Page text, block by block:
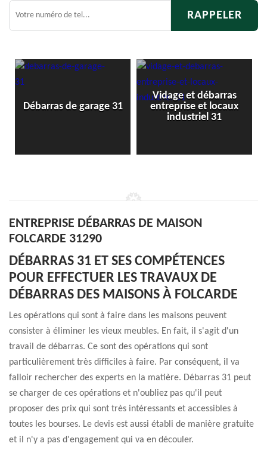
Débarras de garage 31
Vidage et débarras
entreprise et locaux
industriel 31
ENTREPRISE DÉBARRAS DE MAISON
FOLCARDE 31290
DÉBARRAS 31 ET SES COMPÉTENCES
POUR EFFECTUER LES TRAVAUX DE
DÉBARRAS DES MAISONS À FOLCARDE
Les opérations qui sont à faire dans les maisons peuvent
consister à éliminer les vieux meubles. En fait, il s'agit d'un
travail de débarras. Ce sont des opérations qui sont
particulièrement très difficiles à faire. Par conséquent, il va
falloir rechercher des experts en la matière. Débarras 31 peut
se charger de ces opérations et n'oubliez pas qu'il peut
proposer des prix qui sont très intéressants et accessibles à
toutes les bourses. Le devis est aussi établi de manière gratuite
et il n'y a pas d'engagement qui va en découler.